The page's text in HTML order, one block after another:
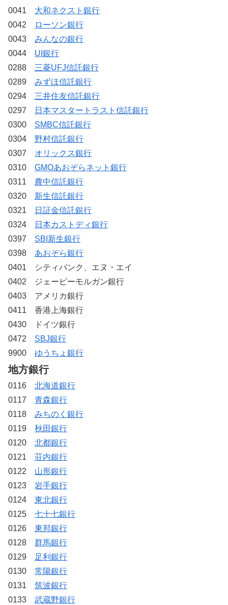
0041 大和ネクスト銀行
0042
ローソン銀行
0043 みんなの銀行
0044 UI銀行
0288 三菱UFJ信託銀行
0289 みずほ信託銀行
0294 三井住友信託銀行
0297
日本マスタートラスト信託銀行
0300 SMBC信託銀行
0304 野村信託銀行
0307 オリックス銀行
0310 GMOあおぞらネット銀行
0311 農中信託銀行
0320 新生信託銀行
0321
日証金信託銀行
0324
日本カストディ銀行
0397 SBI新生銀行
0398 あおぞら銀行
0401 シティバンク、エヌ・エイ
0402 ジェーピーモルガン銀行
0403 アメリカ銀行
0411 香港上海銀行
0430 ドイツ銀行
0472 SBJ銀行
9900 ゆうちょ銀行
地方銀行
0116 北海道銀行
0117 青森銀行
0118 みちのく銀行
0119 秋田銀行
0120 北都銀行
0121 荘内銀行
0122 山形銀行
0123 岩手銀行
0124 東北銀行
0125 七十七銀行
0126 東邦銀行
0128 群馬銀行
0129
足利銀行
0130 常陽銀行
0131 筑波銀行
0133 武蔵野銀行